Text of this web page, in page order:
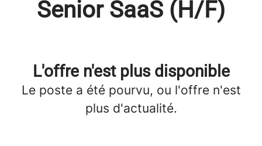
Senior SaaS (H/F)
L'offre n'est plus disponible
Le poste a été pourvu, ou l'offre n'est
plus d'actualité.